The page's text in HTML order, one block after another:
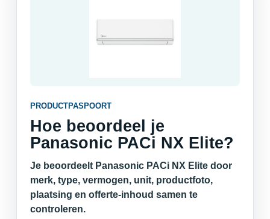
PRODUCTPASPOORT
Hoe beoordeel je
Panasonic PACi NX Elite?
Je beoordeelt Panasonic PACi NX Elite door
merk, type, vermogen, unit, productfoto,
plaatsing en offerte-inhoud samen te
controleren.